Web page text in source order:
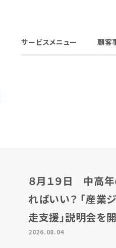
サービスメニュー 顧客
８月１９日 中高
ればいい？ 「産業
走支援」説明会を開
2026.08.04